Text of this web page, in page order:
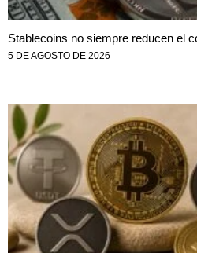
Stablecoins no siempre reducen el
5 DE AGOSTO DE 2026